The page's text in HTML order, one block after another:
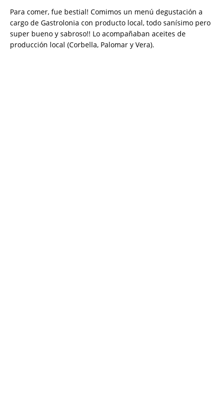
Para comer, fue bestial! Comimos un menú degustación a
cargo de Gastrolonia con producto local, todo sanísimo pero
super bueno y sabroso!! Lo acompañaban aceites de
producción local (Corbella, Palomar y Vera).